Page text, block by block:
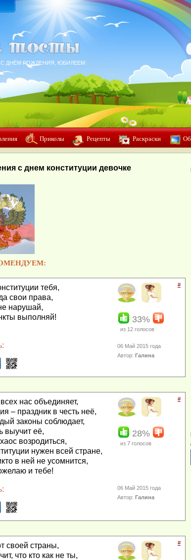
ДНЁМ РОЖДЕНИЯ, ЮБИЛЕЕМ
Приколы Рецепты Раскраски
с днем конституции девочке
тебя,
свои права,
нарушай,
выполняй!
#
33%
из 12 голосов
06 Май 2015 года
Автор:Галина
нас объединяет,
– праздник в честь неё,
законы соблюдает,
выучит её,
возродиться,
нужен всей стране,
в ней не усомнится,
и тебе!
#
28%
из 7 голосов
06 Май 2015 года
Автор:Галина
своей страны,
что кто как не ты,
#